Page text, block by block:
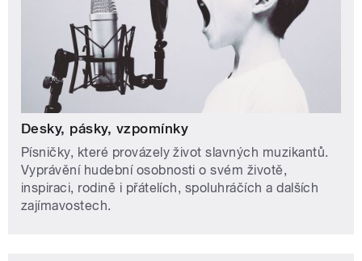
Desky, pásky, vzpomínky
Písničky, které provázely život slavných muzikantů.
Vyprávění hudební osobnosti o svém životě,
inspiraci, rodině i přátelích, spoluhráčích a dalších
zajímavostech.